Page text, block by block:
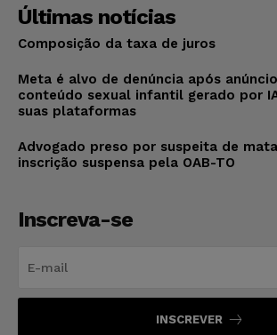
Últimas notícias
Composição da taxa de juros
Meta é alvo de denúncia após
conteúdo sexual infantil gerado por
suas plataformas
Advogado preso por suspeita de
inscrição suspensa pela OAB-TO
Inscreva-se
INSCREVER